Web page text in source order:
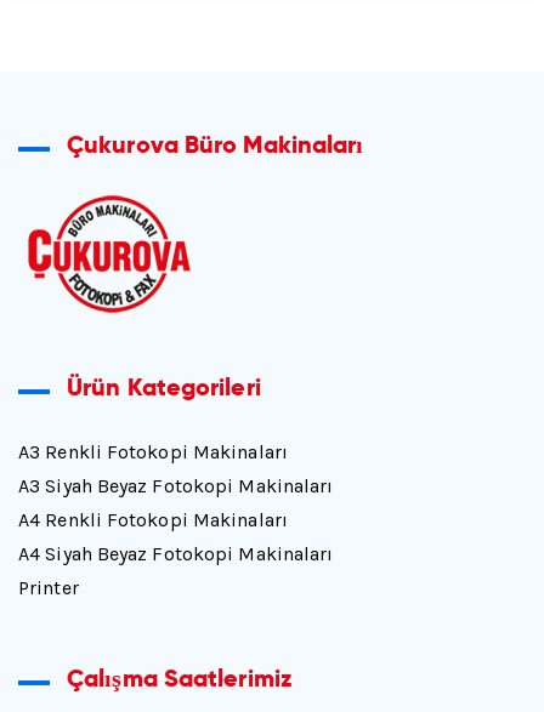
Çukurova Büro Makinaları
Ürün Kategorileri
A3 Renkli Fotokopi Makinaları
A3 Siyah Beyaz Fotokopi Makinaları
A4 Renkli Fotokopi Makinaları
A4 Siyah Beyaz Fotokopi Makinaları
Printer
Çalışma Saatlerimiz